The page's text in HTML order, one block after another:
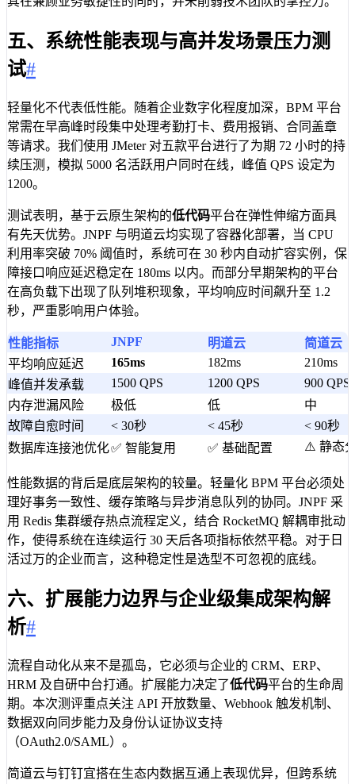
五、系统性能表现与高并发场景压力测
试#
轻量化不代表低性能。随着企业数字化程度加深，BPM 平台
常需在早高峰时段集中处理考勤打卡、费用报销、合同盖章
等请求。我们使用 JMeter 对五款平台进行了为期 72 小时的持
续压测，模拟 5000 名活跃用户同时在线，峰值 QPS 设定为
1200。
测试表明，基于云原生架构的低代码平台在弹性伸缩方面具
有先天优势。JNPF 与明道云均实现了容器化部署，当 CPU
利用率突破 70% 阈值时，系统可在 30 秒内自动扩容实例，保
障接口响应延迟稳定在 180ms 以内。而部分早期架构的平台
在高负载下出现了队列堆积现象，平均响应时间飙升至 1.2
秒，严重影响用户体验。
性能指标 JNPF 明道云
简道云
平均响应延迟
165ms 182ms
210ms
峰值并发承载
1500 QPS 1200 QPS
900 QPS
内存泄漏风险
极低 低
中
故障自愈时间
< 30秒 < 45秒
< 90秒
数据库连接池优化✅ 智能复用 ✅ 基础配置 ⚠️ 静态
性能数据的背后是底层架构的较量。轻量化 BPM 平台必须处
理好事务一致性、缓存策略与异步消息队列的协同。JNPF 采
用 Redis 集群缓存热点流程定义，结合 RocketMQ 解耦审批动
作，使得系统在连续运行 30 天后各项指标依然平稳。对于日
活过万的企业而言，这种稳定性是选型不可忽视的底线。
六、扩展能力边界与企业级集成架构解
析#
流程自动化从来不是孤岛，它必须与企业的 CRM、ERP、
HRM 及自研中台打通。扩展能力决定了低代码平台的生命周
期。本次测评重点关注 API 开放数量、Webhook 触发机制、
数据双向同步能力及身份认证协议支持
（OAuth2.0/SAML）。
简道云与钉钉宜搭在生态内数据互通上表现优异，但跨系统